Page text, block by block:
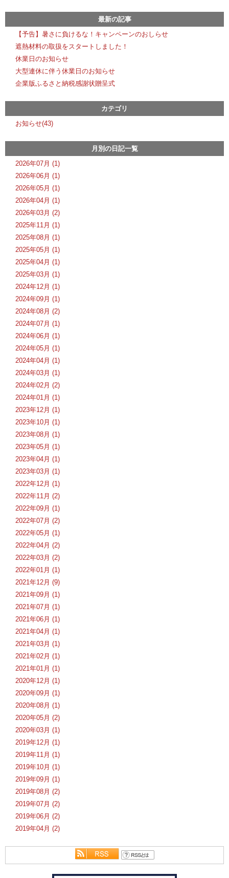
最新の記事
【予告】暑さに負けるな！キャンペーンのおしらせ
遮熱材料の取扱をスタートしました！
休業日のお知らせ
大型連休に伴う休業日のお知らせ
企業版ふるさと納税感謝状贈呈式
カテゴリ
お知らせ(43)
月別の日記一覧
2026年07月 (1)
2026年06月 (1)
2026年05月 (1)
2026年04月 (1)
2026年03月 (2)
2025年11月 (1)
2025年08月 (1)
2025年05月 (1)
2025年04月 (1)
2025年03月 (1)
2024年12月 (1)
2024年09月 (1)
2024年08月 (2)
2024年07月 (1)
2024年06月 (1)
2024年05月 (1)
2024年04月 (1)
2024年03月 (1)
2024年02月 (2)
2024年01月 (1)
2023年12月 (1)
2023年10月 (1)
2023年08月 (1)
2023年05月 (1)
2023年04月 (1)
2023年03月 (1)
2022年12月 (1)
2022年11月 (2)
2022年09月 (1)
2022年07月 (2)
2022年05月 (1)
2022年04月 (2)
2022年03月 (2)
2022年01月 (1)
2021年12月 (9)
2021年09月 (1)
2021年07月 (1)
2021年06月 (1)
2021年04月 (1)
2021年03月 (1)
2021年02月 (1)
2021年01月 (1)
2020年12月 (1)
2020年09月 (1)
2020年08月 (1)
2020年05月 (2)
2020年03月 (1)
2019年12月 (1)
2019年11月 (1)
2019年10月 (1)
2019年09月 (1)
2019年08月 (2)
2019年07月 (2)
2019年06月 (2)
2019年04月 (2)